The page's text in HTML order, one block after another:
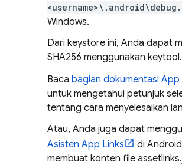
Windows.
Dari keystore ini, Anda dapat
SHA256 menggunakan keytool.
Baca bagian dokumentasi App
untuk mengetahui petunjuk
tentang cara menyelesaikan
Atau, Anda juga dapat
Asisten App Links
di
membuat konten file